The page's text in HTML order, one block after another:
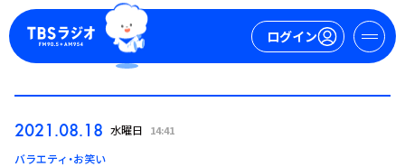
ログイン
ログイン
2021.08.18 水曜日 14:41
バラエティ・お笑い